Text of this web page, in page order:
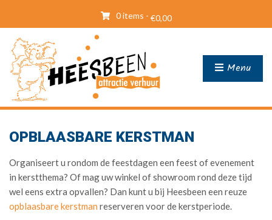
0 items - €0,00
Menu
OPBLAASBARE KERSTMAN
Organiseert u rondom de feestdagen een feest of evenement
in kerstthema? Of mag uw winkel of showroom rond deze tijd
wel eens extra opvallen? Dan kunt u bij Heesbeen een reuze
opblaasbare kerstman reserveren voor de kerstperiode.